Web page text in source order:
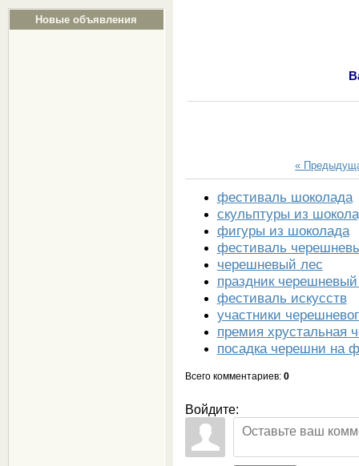
Новые объявления
«
фестиваль шоколада
скульптуры из
фигуры из шоколада
фестиваль
черешневый лес
праздник
фестиваль искусств
участники
премия хрустальная
посадка черешни на
Всего комментариев: 0
Войдите: